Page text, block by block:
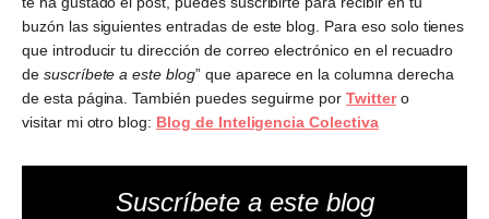
buzón las siguientes entradas de este blog. Para eso solo tienes
que introducir tu dirección de correo electrónico en el recuadro
de suscríbete a este blog” que aparece en la columna derecha
de esta página. También puedes seguirme porTwittero
visitar mi otro blog: Blog de Inteligencia Colectiva
Suscríbete a este blog